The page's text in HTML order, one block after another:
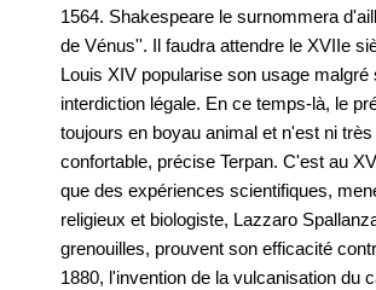
1564. Shakespeare le surnommera
de Vénus''. Il faudra attendre le XVIIe
Louis XIV popularise son usage malgré
interdiction légale. En ce temps-là, le
toujours en boyau animal et n'est ni
confortable, précise Terpan. C'est au
que des expériences scientifiques,
religieux et biologiste, Lazzaro
grenouilles, prouvent son efficacité
1880, l'invention de la vulcanisation du